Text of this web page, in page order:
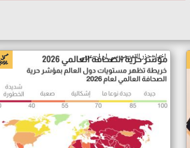
اخبار جزر القمر من سي ان ان عربي